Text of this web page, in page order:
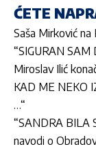
ĆETE
Saša Mirković
“SIGURAN SAM
Miroslav Ilić
KAD ME NEKO
…“
“SANDRA BILA
navodi o